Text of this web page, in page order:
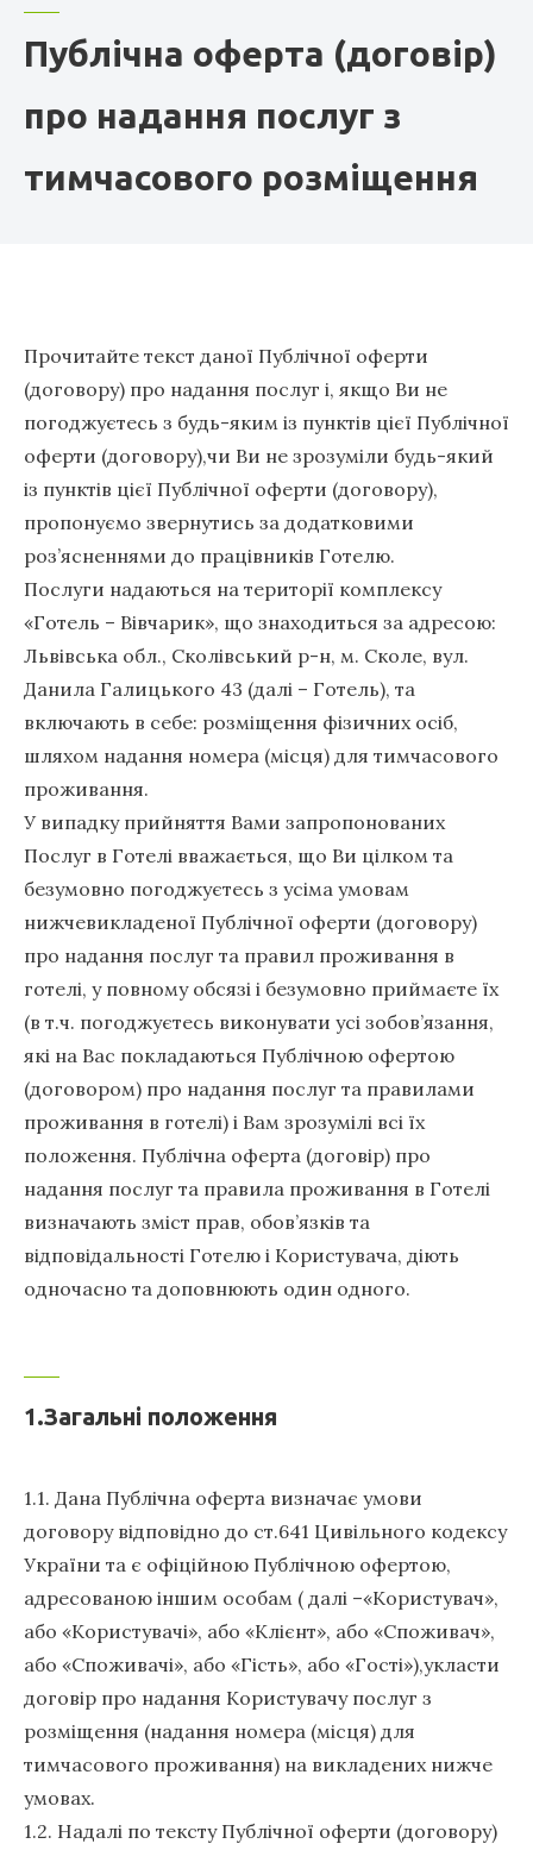
Публічна оферта (договір)
про надання послуг з
тимчасового розміщення
Прочитайте текст даної Публічної оферти
(договору) про надання послуг і, якщо Ви не
погоджуєтесь з будь-яким із пунктів цієї Публічної
оферти (договору),чи Ви не зрозуміли будь-який
із пунктів цієї Публічної оферти (договору),
пропонуємо звернутись за додатковими
роз’ясненнями до працівників Готелю.
Послуги надаються на території комплексу
«Готель – Вівчарик», що знаходиться за адресою:
Львівська обл., Сколівський р-н, м. Сколе, вул.
Данила Галицького 43 (далі – Готель), та
включають в себе: розміщення фізичних осіб,
шляхом надання номера (місця) для тимчасового
проживання.
У випадку прийняття Вами запропонованих
Послуг в Готелі вважається, що Ви цілком та
безумовно погоджуєтесь з усіма умовам
нижчевикладеної Публічної оферти (договору)
про надання послуг та правил проживання в
готелі, у повному обсязі і безумовно приймаєте їх
(в т.ч. погоджуєтесь виконувати усі зобов’язання,
які на Вас покладаються Публічною офертою
(договором) про надання послуг та правилами
проживання в готелі) і Вам зрозумілі всі їх
положення. Публічна оферта (договір) про
надання послуг та правила проживання в Готелі
визначають зміст прав, обов’язків та
відповідальності Готелю і Користувача, діють
одночасно та доповнюють один одного.
1.Загальні положення
1.1. Дана Публічна оферта визначає умови
договору відповідно до ст.641 Цивільного кодексу
України та є офіційною Публічною офертою,
адресованою іншим особам ( далі –«Користувач»,
або «Користувачі», або «Клієнт», або «Споживач»,
або «Споживачі», або «Гість», або «Гості»),укласти
договір про надання Користувачу послуг з
розміщення (надання номера (місця) для
тимчасового проживання) на викладених нижче
умовах.
1.2. Надалі по тексту Публічної оферти (договору)